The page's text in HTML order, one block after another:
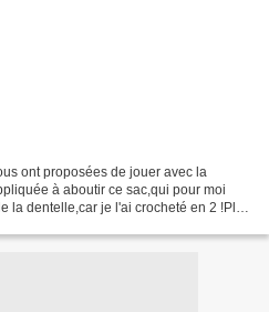
ont proposées de jouer avec la
à aboutir ce sac,qui pour moi
la dentelle,car je l'ai crocheté en 2 !Plus